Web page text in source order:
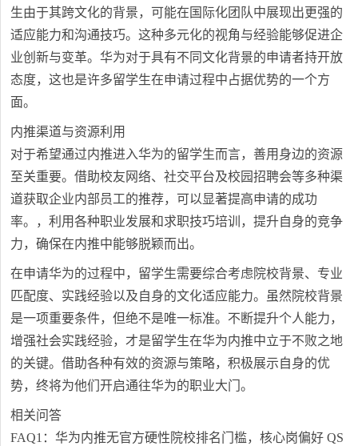
生由于其跨文化的背景，可能在国际化团队中展现出更强的
适应能力和沟通技巧。这种多元化的视角与经验能够促进企
业创新与变革。华为对于具有不同文化背景的申请者持开放
态度，这也是许多留学生在申请过程中占据优势的一个方
面。
内推渠道与资源利用
对于希望通过内推进入华为的留学生而言，善用身边的资源
至关重要。借助校友网络、社交平台及校园招聘会等多种渠
道获取企业内部员工的推荐，可以显著提高申请的成功
率。，利用各种职业发展和求职技巧培训，提升自身的竞争
力，确保在内推中能够脱颖而出。
在申请华为的过程中，留学生需要综合考虑院校背景、专业
匹配度、实践经验以及自身的文化适应能力。虽然院校背景
是一项重要条件，但绝不是唯一标准。不断提升个人能力，
增强社会实践经验，才是留学生在华为内推中立于不败之地
的关键。借助各种有效的资源与策略，积极展示自身的优
势，终将为他们开启通往华为的职业大门。
相关问答
FAQ1：华为内推无官方硬性院校排名门槛，核心岗偏好 QS